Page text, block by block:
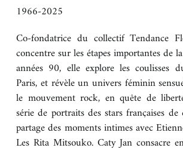
CULTUREL
ICONOGRAPHIE
RECHERCHE D’IMAGES
BOUTIQUE
1966-2025
Co-fondatrice du collectif Tendance
concentre sur les étapes importantes de
années 90, elle explore les coulisses
Paris, et révèle un univers féminin
le mouvement rock, en quête de
série de portraits des stars françaises
partage des moments intimes avec
Les Rita Mitsouko. Caty Jan consacre